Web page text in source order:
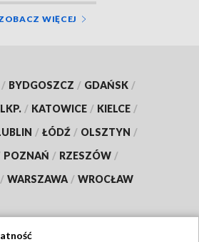
WIĘCEJ
/ BYDGOSZCZ / GDAŃSK /
/ KATOWICE / KIELCE /
/ ŁÓDŹ / OLSZTYN /
POZNAŃ / RZESZÓW /
/ WARSZAWA / WROCŁAW